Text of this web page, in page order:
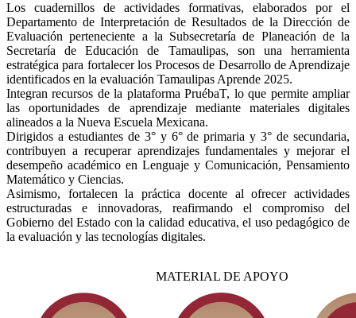
Los cuadernillos de actividades formativas, elaborados por el
Departamento de Interpretación de Resultados de la Dirección de
Evaluación perteneciente a la Subsecretaría de Planeación de la
Secretaría de Educación de Tamaulipas, son una herramienta
estratégica para fortalecer los Procesos de Desarrollo de Aprendizaje
identificados en la evaluación Tamaulipas Aprende 2025.
Integran recursos de la plataforma PruébaT, lo que permite ampliar
las oportunidades de aprendizaje mediante materiales digitales
alineados a la Nueva Escuela Mexicana.
Dirigidos a estudiantes de 3° y 6° de primaria y 3° de secundaria,
contribuyen a recuperar aprendizajes fundamentales y mejorar el
desempeño académico en Lenguaje y Comunicación, Pensamiento
Matemático y Ciencias.
Asimismo, fortalecen la práctica docente al ofrecer actividades
estructuradas e innovadoras, reafirmando el compromiso del
Gobierno del Estado con la calidad educativa, el uso pedagógico de
la evaluación y las tecnologías digitales.
MATERIAL DE APOYO